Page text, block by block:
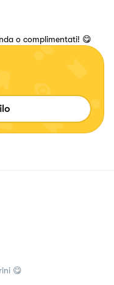
o complimentati! 😋
😋